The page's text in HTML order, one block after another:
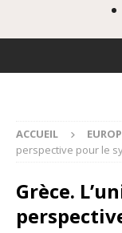
ACCUEIL
perspective pour le
Grèce.